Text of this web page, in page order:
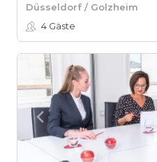
Düsseldorf / Golzheim
4 Gäste